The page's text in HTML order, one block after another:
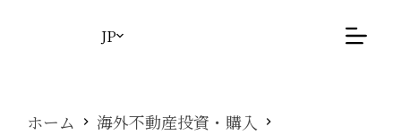
JP
ホーム
海外不動産投資・購入